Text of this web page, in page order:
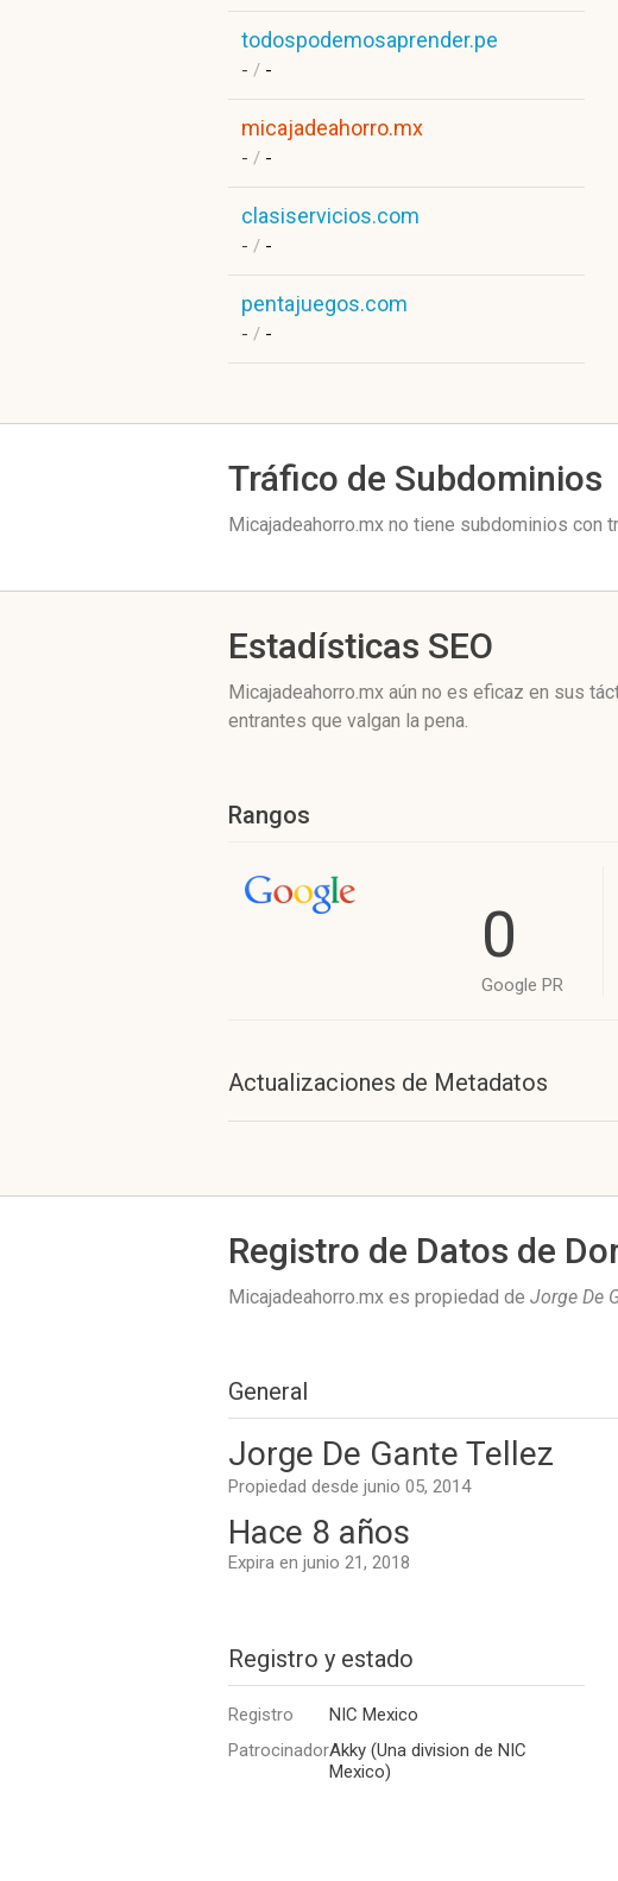
todospodemosaprender.pe
- / -
micajadeahorro.mx
- / -
clasiservicios.com
- / -
pentajuegos.com
- / -
Tráfico de Subdominios
Micajadeahorro.mx no tiene subdominios con
Estadísticas SEO
Micajadeahorro.mx aún no es eficaz en sus
entrantes que valgan la pena.
Rangos
0
Google PR
Actualizaciones de Metadatos
Registro de Datos de
Micajadeahorro.mx es propiedad de Jorge De
General
Jorge De Gante Tellez
Propiedad desde junio 05, 2014
Hace 8 años
Expira en junio 21, 2018
Registro y estado
Registro
NIC Mexico
PatrocinadorAkky (Una division de NIC
Mexico)